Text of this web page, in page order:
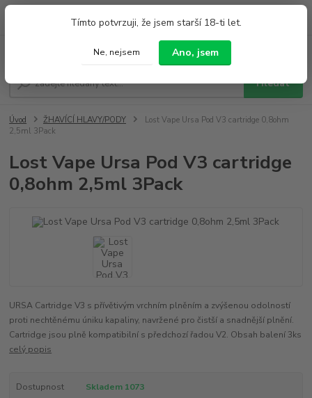
Tímto potvrzuji, že jsem starší 18-ti let.
Ne, nejsem Ano, jsem
Hledat
Po - Pá 9:00 - 19:00 So 9:00 - 14:00
Úvod ŽHAVÍCÍ HLAVY/PODY
Lost Vape Ursa Pod V3 cartridge 0,8ohm
2,5ml 3Pack
Lost Vape Ursa Pod V3 cartridge
0,8ohm 2,5ml 3Pack
URSA Cartridge V3 s přívětivým vrchním plněním a zvýšenou odolností
proti nechtěnému úniku kapaliny, navržené pro čistší a snadnější plnění.
Cartridge jsou plně kompatibilní s předchozí řadou V2. Obsah balení 3ks
celý popis
Dostupnost Skladem 1073